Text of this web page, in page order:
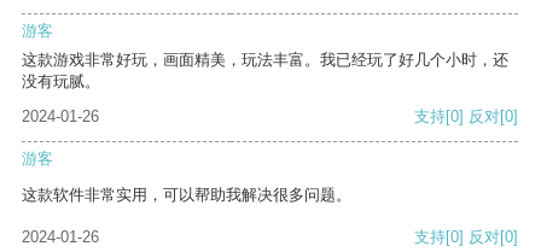
游客
这款游戏非常好玩，画面精美，玩法丰富。我已经玩了好几个小时，还
没有玩腻。
2024-01-26
支持[0] 反对[0]
游客
这款软件非常实用，可以帮助我解决很多问题。
2024-01-26 支持[0] 反对[0]